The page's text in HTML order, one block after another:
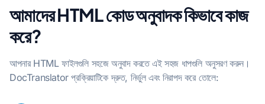
আমাদের HTML কোড অনুবাদক কিভাবে কাজ
করে?
আপনার HTML ফাইলগুলি সহজে অনুবাদ করতে এই সহজ ধাপগুলি অনুসরণ করুন।
DocTranslator প্রক্রিয়াটিকে দ্রুত, নির্ভুল এবং নিরাপদ করে তোলে: